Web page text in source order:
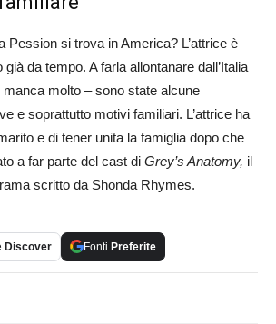
Pession si trova in America? L’attrice è
da tempo. A farla allontanare dall’Italia
molto – sono state alcune
e soprattutto motivi familiari. L’attrice ha
e di tener unita la famiglia dopo che
a far parte del cast di Grey’s Anatomy, il
scritto da Shonda Rhymes.
Discover Fonti Preferite